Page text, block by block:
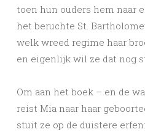
toen hun ouders hem naar
het beruchte St.
welk wreed regime haar
en eigenlijk wil ze dat nog
Om aan het boek – en de
reist Mia naar haar
stuit ze op de duistere